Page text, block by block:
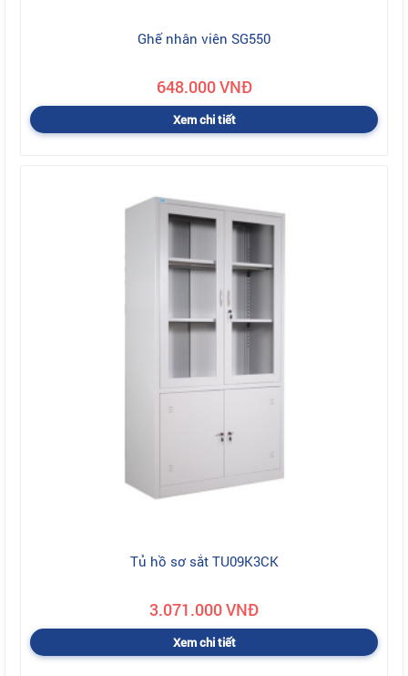
Ghế nhân viên SG550
648.000 VNĐ
Xem chi tiết
Tủ hồ sơ sắt TU09K3CK
3.071.000 VNĐ
Xem chi tiết